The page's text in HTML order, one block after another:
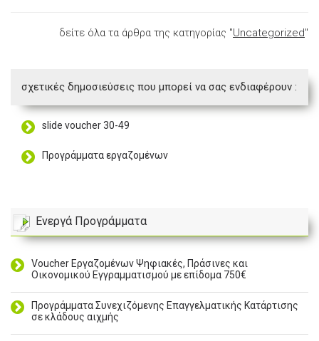
δείτε όλα τα άρθρα της κατηγορίας "Uncategorized"
σχετικές δημοσιεύσεις που μπορεί να σας ενδιαφέρουν :
slide voucher 30-49
Προγράμματα εργαζομένων
Ενεργά Προγράμματα
Voucher Εργαζομένων Ψηφιακές, Πράσινες και
Οικονομικού Εγγραμματισμού με επίδομα 750€
Προγράμματα Συνεχιζόμενης Επαγγελματικής Κατάρτισης
σε κλάδους αιχμής